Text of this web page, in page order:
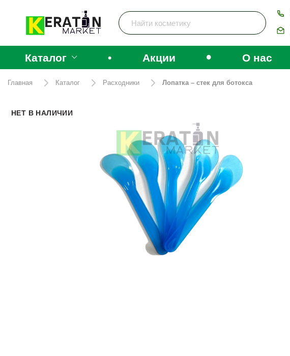
Каталог • Акции • О нас
Главная Каталог Расходники Лопатка – стек для ботокса
НЕТ В НАЛИЧИИ